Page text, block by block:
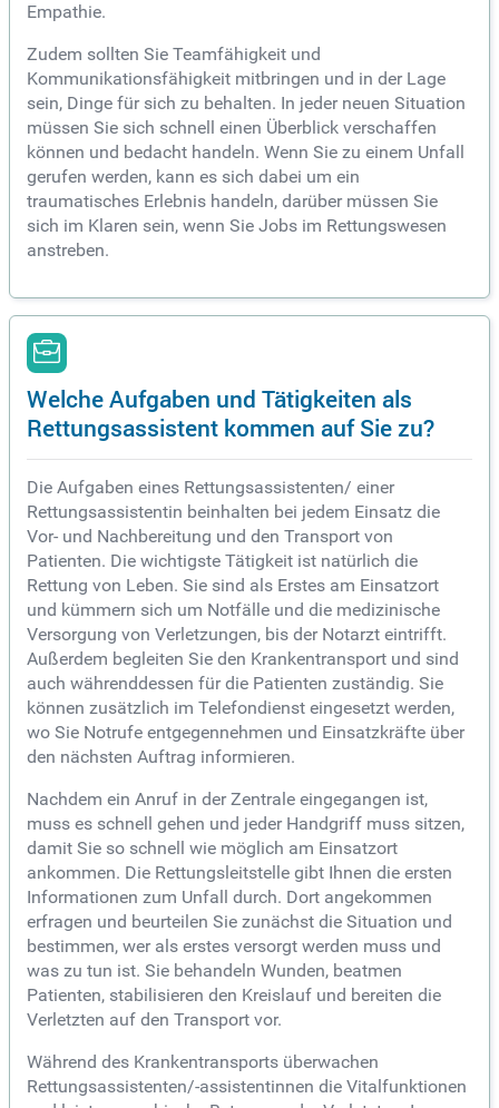
Empathie.
Zudem sollten Sie Teamfähigkeit und
Kommunikationsfähigkeit mitbringen und in der Lage
sein, Dinge für sich zu behalten. In jeder neuen Situation
müssen Sie sich schnell einen Überblick verschaffen
können und bedacht handeln. Wenn Sie zu einem Unfall
gerufen werden, kann es sich dabei um ein
traumatisches Erlebnis handeln, darüber müssen Sie
sich im Klaren sein, wenn Sie Jobs im Rettungswesen
anstreben.
Welche Aufgaben und Tätigkeiten als
Rettungsassistent kommen auf Sie zu?
Die Aufgaben eines Rettungsassistenten/ einer
Rettungsassistentin beinhalten bei jedem Einsatz die
Vor- und Nachbereitung und den Transport von
Patienten. Die wichtigste Tätigkeit ist natürlich die
Rettung von Leben. Sie sind als Erstes am Einsatzort
und kümmern sich um Notfälle und die medizinische
Versorgung von Verletzungen, bis der Notarzt eintrifft.
Außerdem begleiten Sie den Krankentransport und sind
auch währenddessen für die Patienten zuständig. Sie
können zusätzlich im Telefondienst eingesetzt werden,
wo Sie Notrufe entgegennehmen und Einsatzkräfte über
den nächsten Auftrag informieren.
Nachdem ein Anruf in der Zentrale eingegangen ist,
muss es schnell gehen und jeder Handgriff muss sitzen,
damit Sie so schnell wie möglich am Einsatzort
ankommen. Die Rettungsleitstelle gibt Ihnen die ersten
Informationen zum Unfall durch. Dort angekommen
erfragen und beurteilen Sie zunächst die Situation und
bestimmen, wer als erstes versorgt werden muss und
was zu tun ist. Sie behandeln Wunden, beatmen
Patienten, stabilisieren den Kreislauf und bereiten die
Verletzten auf den Transport vor.
Während des Krankentransports überwachen
Rettungsassistenten/-assistentinnen die Vitalfunktionen